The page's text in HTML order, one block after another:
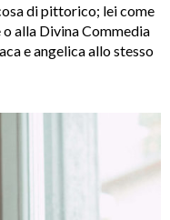
di pittorico; lei come
alla Divina Commedia
e angelica allo stesso